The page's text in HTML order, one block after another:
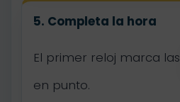
5. Completa la hora
El primer reloj marca las
en punto.